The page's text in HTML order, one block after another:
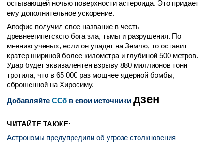
остывающей ночью поверхности астероида. Это придает
ему дополнительное ускорение.
Апофис получил свое название в честь
древнеегипетского бога зла, тьмы и разрушения. По
мнению ученых, если он упадет на Землю, то оставит
кратер шириной более километра и глубиной 500 метров.
Удар будет эквивалентен взрыву 880 миллионов тонн
тротила, что в 65 000 раз мощнее ядерной бомбы,
сброшенной на Хиросиму.
Добавляйте CСб в свои источники дзен
ЧИТАЙТЕ ТАКЖЕ:
Астрономы предупредили об угрозе столкновения